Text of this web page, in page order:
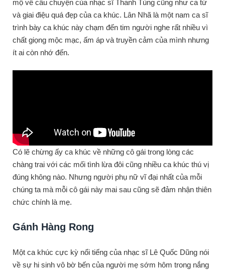
mộ về câu chuyện của nhạc sĩ Thanh Tùng cũng như ca từ
và giai điệu quá đẹp của ca khúc. Lân Nhã là một nam ca sĩ
trình bày ca khúc này chạm đến tim người nghe rất nhiều vì
chất giọng mộc mạc, ấm áp và truyền cảm của mình nhưng
ít ai còn nhớ đến.
Có lẽ chừng ấy ca khúc về những cô gái trong lòng các
chàng trai với các mối tình lừa đôi cũng nhiều ca khúc thú vị
đúng không nào. Nhưng người phụ nữ vĩ đại nhất của mỗi
chúng ta mà mỗi cô gái này mai sau cũng sẽ đảm nhận thiên
chức chính là mẹ.
Gánh Hàng Rong
Một ca khúc cực kỳ nổi tiếng của nhạc sĩ Lê Quốc Dũng nói
về sự hi sinh vô bờ bến của người mẹ sớm hôm trong nắng